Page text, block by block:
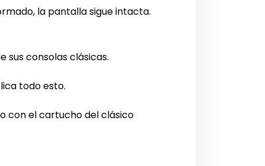
la pantalla sigue intacta.
sus consolas clásicas.
todo esto.
con el cartucho del clásico